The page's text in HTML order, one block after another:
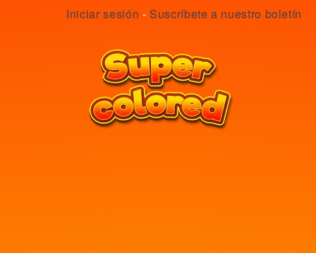
Iniciar sesión -Suscríbete a nuestro boletín